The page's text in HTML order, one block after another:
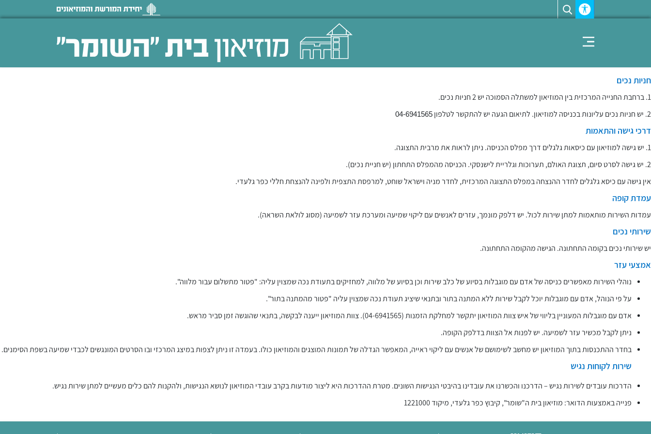
Toggle navigation
​​חניות נכים
1. ברחבת החנייה המרכזית בין המוזיאון למשתלה הסמוכה יש 2 חניות נכים.
2. יש חניות נכים עליונות בכניסה למוזיאון. לתיאום הגעה יש להתקשר לטלפון
04-6941565​
דרכי גישה והתאמות
1. יש גישה למוזיאון עם כיסאות גלגלים דרך מפלס הכניסה. ניתן לראות את מרבית התצוגה.
2. יש גישה לסרט סיום, תצוגת האולם, תערוכות וגלריית לישנסקי. הכניסה מהמפלס התחתון (יש חניית נכים).
אין גישה עם כיסא גלגלים לחדר ההנצחה במפלס התצוגה המרכזית, לחדר מניה וישראל שוחט, למרפסת התצפית ולפינה להנצחת חללי כפר גלעדי.
עמדת קופה
עמדות השירות מותאמות למתן שירות לכול. יש דלפק מונמך, עזרים לאנשים עם ליקוי שמיעה ומערכת עזר לשמיעה (מסוג לולאת השראה).
שירותי נכים
יש שירותי נכים בקומה התחתונה. הגישה מהקומה התחתונה.
אמצעי עזר
נוהלי השירות מאפשרים כניסה של אדם עם מוגבלות בסיוע של כלב שירות וכן בסיוע של מלווה, למחזיקים בתעודת נכה שמצוין עליה: "פטור מתשלום עבור מלווה".
על פי הנוהל, אדם עם מוגבלות יוכל לקבל שירות ללא המתנה בתור ובתנאי שיציג תעודת נכה שמצוין עליה "פטור מהמתנה בתור".
אדם עם מוגבלות המעוניין בליווי של איש צוות המוזיאון יתקשר למחלקת הזמנות (04-6941565). צוות המוזיאון ייענה לבקשה, בתנאי שהוגשה זמן סביר מראש.
ניתן לקבל מכשיר עזר לשמיעה. יש לפנות אל הצוות בדלפק הקופה.
בחדר ההתכנסות בתוך המוזיאון יש מחשב לשימושם של אנשים עם ליקוי ראייה, המאפשר הגדלה של תמונות המוצגים והמוזיאון כולו. בעמדה זו ניתן לצפות במיצג המרכזי ובו הסרטים המונגשים לכבדי שמיעה בשפת הסימנים.
שירות לקוחות נגיש
הדרכות עובדים לשירות נגיש – הדרכנו והכשרנו את עובדינו בהיבטי הנגישות השונים. מטרת ההדרכות היא ליצור מודעות בקרב עובדי המוזיאון לנושא הנגישות, ולהקנות להם כלים מעשיים למתן שירות נגיש.
פנייה באמצעות הדואר: מוזיאון בית ה"שומר", קיבוץ כפר גלעדי, מיקוד 1221000​